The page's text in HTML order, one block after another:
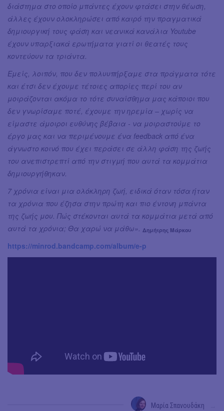
διάστημα στο οποίο μπάντες έχουν φτάσει στην θέωση,
άλλες έχουν ολοκληρώσει από καιρό την πραγματικά
δημιουργική τους φάση και νεανικά κανάλια Youtube
έχουν υπαρξιακά ερωτήματα γιατί οι θεατές τους
κοντεύουν τα τριάντα.
Εμείς, λοιπόν, που δεν πολυυπήρξαμε στα πράγματα τότε
και έτσι δεν έχουμε τέτοιες απορίες περί του αν
μοιράζονται ακόμα το τότε συναίσθημα μας κάποιοι που
δεν γνωρίσαμε ποτέ, έχουμε την ηρεμία – χωρίς να
είμαστε άμοιροι ευθύνης βέβαια - να μοιραστούμε το
έργο μας και να περιμένουμε ένα feedback από ένα
άγνωστο κοινό που έχει περάσει σε άλλη φάση της ζωής
του ανεπιστρεπτί από την στιγμή που αυτά τα κομμάτια
δημιουργήθηκαν.
7 χρόνια είναι μια ολόκληρη ζωή, ειδικά όταν τόσα ήταν
τα χρόνια που έζησα στην πρώτη και πιο έντονη μπάντα
της ζωής μου. Πώς στέκονται αυτά τα κομμάτια μετά από
αυτά τα χρόνια; Θα χαρώ να μάθω».
Δημήτρης Μάρκου
https://minrod.bandcamp.com/album/e-p
Μαρία Σπανουδάκη